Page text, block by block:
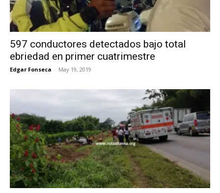
597 conductores detectados bajo total
ebriedad en primer cuatrimestre
Edgar Fonseca - May 19, 2019